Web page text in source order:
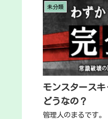
未分類
モンスタース
どうなの？
管理人のまるです